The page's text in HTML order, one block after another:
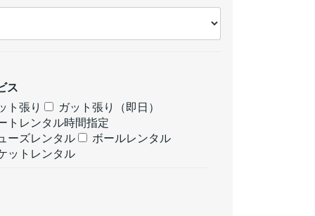
ス
ト張り
ガット張り（即日）
トレンタル時間指定
ーズレンタル
ボールレンタル
ットレンタル